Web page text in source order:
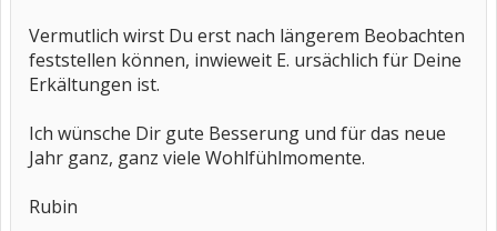
Vermutlich wirst Du erst nach längerem Beobachten
feststellen können, inwieweit E. ursächlich für Deine
Erkältungen ist.
Ich wünsche Dir gute Besserung und für das neue
Jahr ganz, ganz viele Wohlfühlmomente.
Rubin